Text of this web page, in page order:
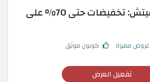
كود خصم فارفيتش: تخفيضات حتى 70% على
عروض مميزة كوبون موثق
تفعيل العرض